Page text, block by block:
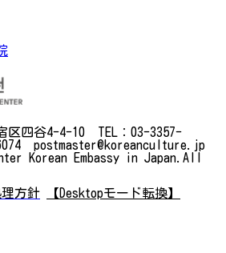
区四谷4-4-10 TEL：03-3357-
postmaster@koreanculture.jp
Korean Embassy in Japan.All
方針
【Desktopモード転換】